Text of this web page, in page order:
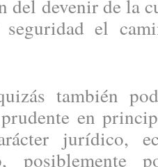
del devenir de la
el
también
en
jurídico,
posiblemente